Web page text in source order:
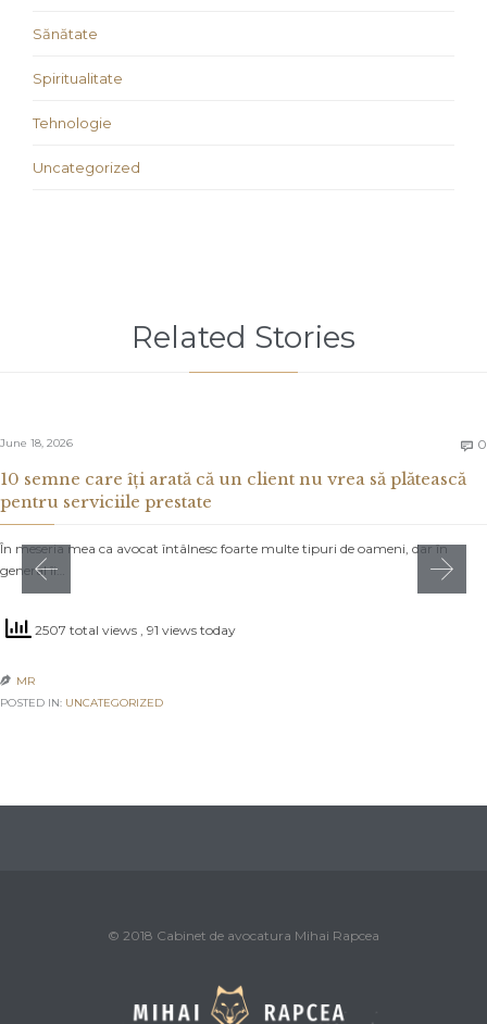
Sănătate
Spiritualitate
Tehnologie
Uncategorized
Related Stories
June 18, 2026  0
10 semne care îți arată că un client nu vrea să plătească
pentru serviciile prestate
În meseria mea ca avocat întâlnesc foarte multe tipuri de oameni, dar în
general îi…
2507 total views , 91 views today
 MR
POSTED IN: UNCATEGORIZED
© 2018 Cabinet de avocatura Mihai Rapcea